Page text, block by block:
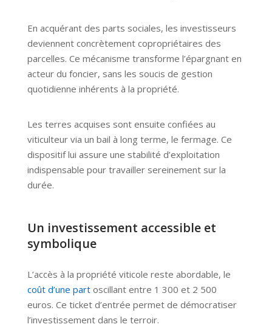
En acquérant des parts sociales, les investisseurs
deviennent concrètement copropriétaires des
parcelles. Ce mécanisme transforme l’épargnant en
acteur du foncier, sans les soucis de gestion
quotidienne inhérents à la propriété.
Les terres acquises sont ensuite confiées au
viticulteur via un bail à long terme, le fermage. Ce
dispositif lui assure une stabilité d’exploitation
indispensable pour travailler sereinement sur la
durée.
Un investissement accessible et
symbolique
L’accès à la propriété viticole reste abordable, le
coût d’une partoscillant entre 1 300 et 2 500
euros. Ce ticket d’entrée permet de démocratiser
l’investissement dans le terroir.